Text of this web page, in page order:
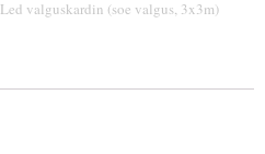
Led valguskardin (soe valgus, 3x3m)